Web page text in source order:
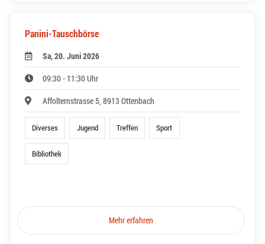
Panini-Tauschbörse
Sa, 20. Juni 2026
09:30 - 11:30 Uhr
Affolternstrasse 5, 8913 Ottenbach
Diverses Jugend Treffen Sport
Bibliothek
Mehr erfahren